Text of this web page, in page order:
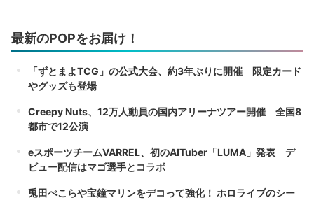
最新のPOPをお届け！
「ずとまよTCG」の公式大会、約3年ぶりに開催 限定カード
やグッズも登場
Creepy Nuts、12万人動員の国内アリーナツアー開催 全国8
都市で12公演
eスポーツチームVARREL、初のAITuber「LUMA」発表 デ
ビュー配信はマゴ選手とコラボ
兎田ぺこらや宝鐘マリンをデコって強化！ ホロライブのシー